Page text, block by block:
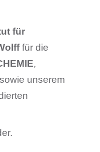
für
für die
,
sowie unserem